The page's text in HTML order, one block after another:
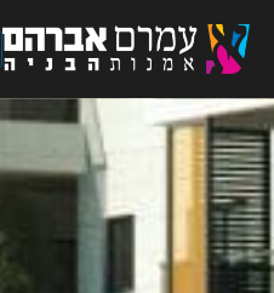
לתוכן